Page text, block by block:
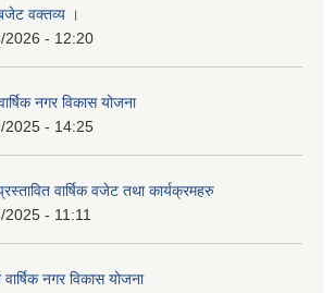
वक्तव्य ।
2026 - 12:20
नगर विकास योजना
2025 - 14:25
वार्षिक वजेट तथा कार्यक्रमहरु
2025 - 11:11
नगर विकास योजना